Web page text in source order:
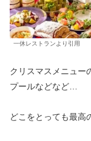
一休レストランより引用
クリスマスメニュー
プールなどなど…
どこをとっても最高